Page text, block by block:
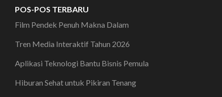
POS-POS TERBARU
Film Pendek Penuh Makna Dalam
Tren Media Interaktif Tahun 2026
Aplikasi Teknologi Bantu Bisnis Pemula
Hiburan Sehat untuk Pikiran Tenang